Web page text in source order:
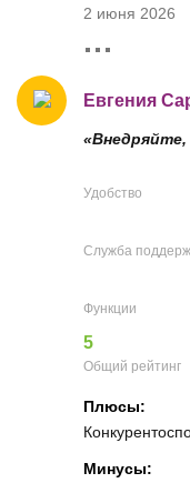
2 июня 2026
Евгения
Удобство
Служба
Функции
5
Общий рейтинг
Плюсы:
Минусы: